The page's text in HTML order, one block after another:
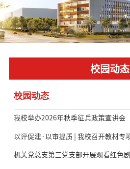
组织机构
教学科研
招生就业
党的建设
合作交流
招标公告
人才招聘
校园动态
校园动态
我校举办2026年秋季征兵政策宣讲会